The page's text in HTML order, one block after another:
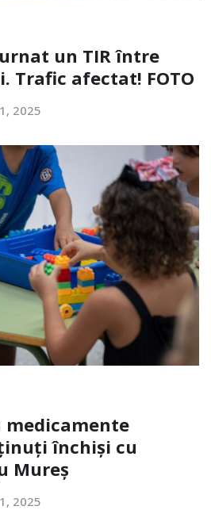
un TIR între
Trafic afectat! FOTO
2025
închiși cu
Mureș
2025